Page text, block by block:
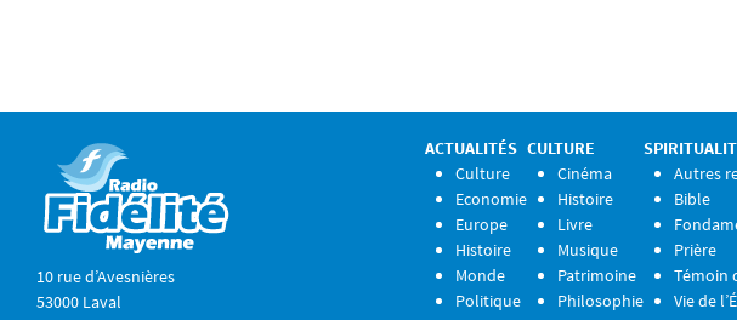
10 rue d’Avesnières
53000 Laval
ACTUALITÉS
Culture
Economie
Europe
Histoire
Monde
Politique
CULTURE
Cinéma
Histoire
Livre
Musique
Patrimoine
Philosophie
Autres
Bible
Prière
Témoin
Vie de